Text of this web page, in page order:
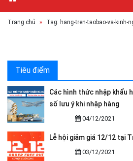
Trang chủ Tag: hang-tren-taobao-va-kinh-
Tiêu điểm
Các hình thức nhập khẩu
số lưu ý khi nhập hàng
04/12/2021
Lễ hội giảm giá 12/12 tại
03/12/2021